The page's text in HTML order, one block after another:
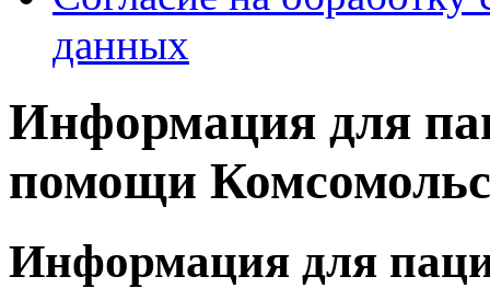
данных
Информация для
помощи
Информация для